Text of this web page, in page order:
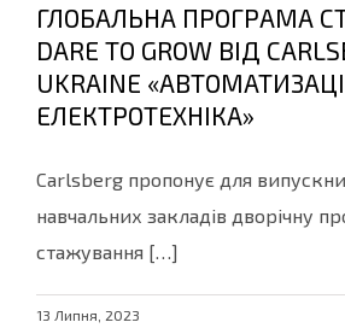
ГЛОБАЛЬНА ПРОГРАМА
DARE TO GROW ВІД
UKRAINE
ЕЛЕКТРОТЕХНІКА»
Carlsberg пропонує для
навчальних закладів дворічну
стажування […]
13 Липня, 2023